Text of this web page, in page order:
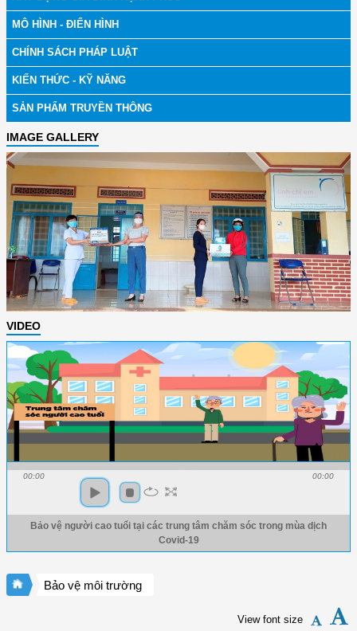
MÔ HÌNH - ĐIỂN HÌNH
CHÍNH SÁCH PHÁP LUẬT
KIẾN THỨC - KỸ NĂNG
SẢN PHẨM TRUYỀN THÔNG
IMAGE GALLERY
VIDEO
00:00 00:00
Bảo vệ người cao tuổi tại các trung tâm chăm sóc trong mùa dịch
Covid-19
Bảo vệ môi trường
View font size